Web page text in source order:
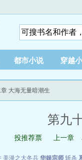
都市小说 穿越
大海无量暗潮生
第九
投推荐票 上一章
美漫之大冬兵 华娱宗师 斩杀